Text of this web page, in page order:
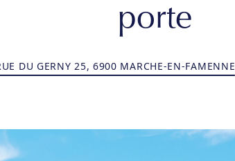
porte
DU GERNY 25, 6900 MARCHE-EN-FAMENNE